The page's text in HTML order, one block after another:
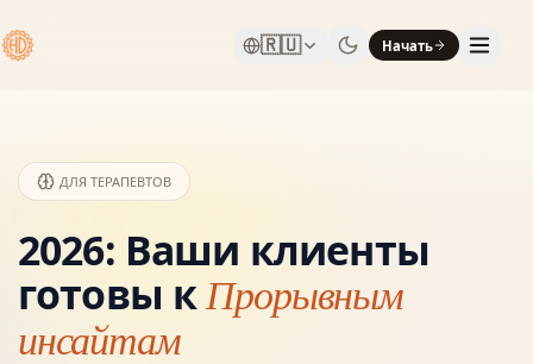
🇷🇺 Начать
ДЛЯ ТЕРАПЕВТОВ
2026: Ваши клиенты
готовы к Прорывным
инсайтам